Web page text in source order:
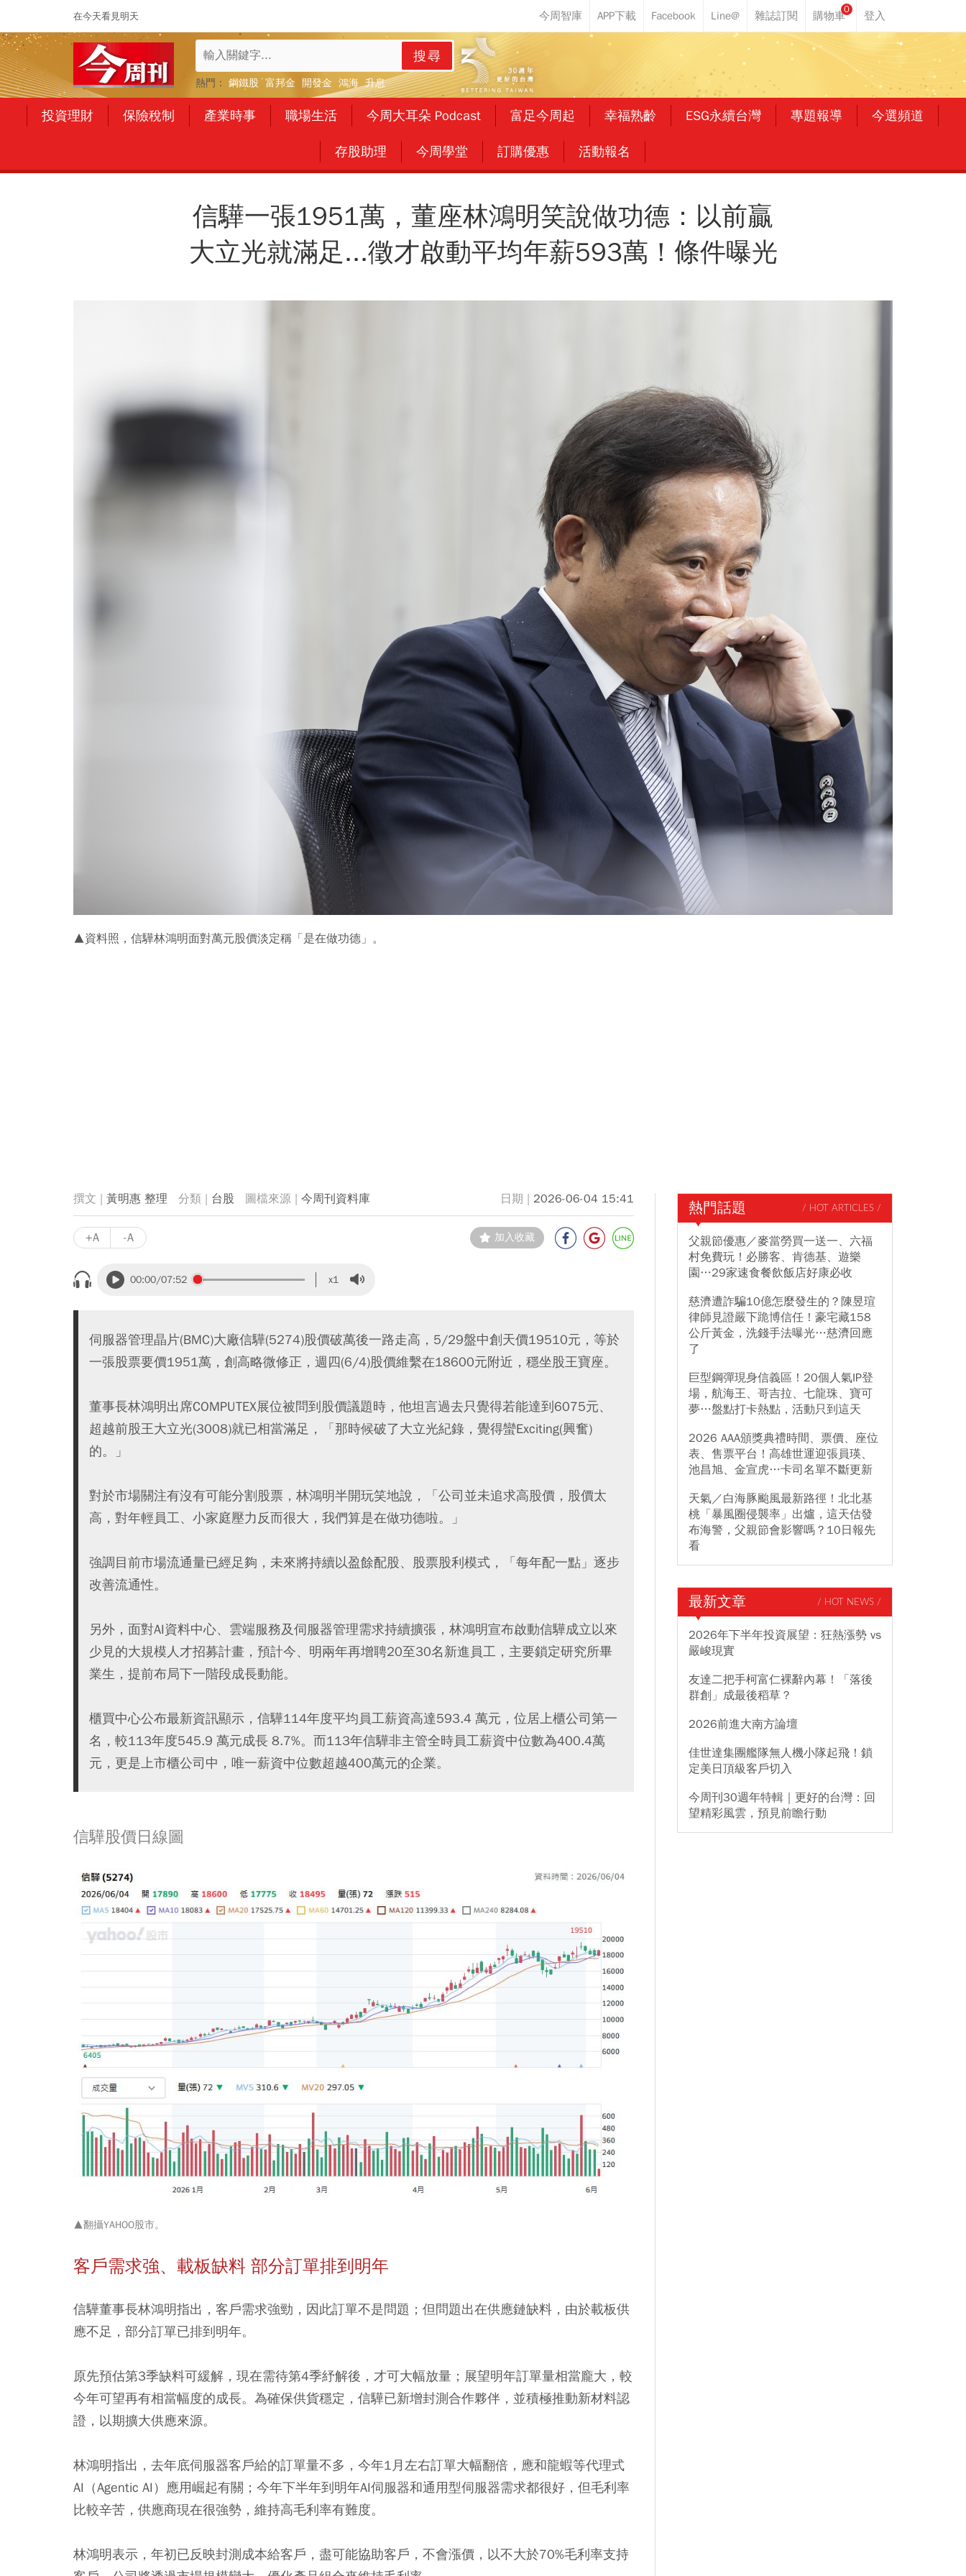
在今天看見明天
0
搜尋
熱門： 鋼鐵股 富邦金 開發金 鴻海 升息
投資理財 保險稅制 產業時事 職場生活 今周大耳朵 Podcast 富足今周起 幸福熟齡 ESG永續台灣 專題報導 今選頻道
存股助理 今周學堂 訂購優惠 活動報名
信驊一張1951萬，董座林鴻明笑說做功德：以前贏
大立光就滿足...徵才啟動平均年薪593萬！條件曝光
▲資料照，信驊林鴻明面對萬元股價淡定稱「是在做功德」。
黃明惠 整理 台股 今周刊資料庫 2026-06-04 15:41
+A -A 加入收藏
00:00/07:52 x1
伺服器管理晶片(BMC)大廠信驊(5274)股價破萬後一路走高，5/29盤中創天價19510元，等於
一張股票要價1951萬，創高略微修正，週四(6/4)股價維繫在18600元附近，穩坐股王寶座。
董事長林鴻明出席COMPUTEX展位被問到股價議題時，他坦言過去只覺得若能達到6075元、
超越前股王大立光(3008)就已相當滿足，「那時候破了大立光紀錄，覺得蠻Exciting(興奮)
的。」
對於市場關注有沒有可能分割股票，林鴻明半開玩笑地說，「公司並未追求高股價，股價太
高，對年輕員工、小家庭壓力反而很大，我們算是在做功德啦。」
強調目前市場流通量已經足夠，未來將持續以盈餘配股、股票股利模式，「每年配一點」逐步
改善流通性。
另外，面對AI資料中心、雲端服務及伺服器管理需求持續擴張，林鴻明宣布啟動信驊成立以來
少見的大規模人才招募計畫，預計今、明兩年再增聘20至30名新進員工，主要鎖定研究所畢
業生，提前布局下一階段成長動能。
櫃買中心公布最新資訊顯示，信驊114年度平均員工薪資高達593.4 萬元，位居上櫃公司第一
名，較113年度545.9 萬元成長 8.7%。而113年信驊非主管全時員工薪資中位數為400.4萬
元，更是上市櫃公司中，唯一薪資中位數超越400萬元的企業。
信驊股價日線圖
▲翻攝YAHOO股市。
客戶需求強、載板缺料 部分訂單排到明年
信驊董事長林鴻明指出，客戶需求強勁，因此訂單不是問題；但問題出在供應鏈缺料，由於載板供
應不足，部分訂單已排到明年。
原先預估第3季缺料可緩解，現在需待第4季紓解後，才可大幅放量；展望明年訂單量相當龐大，較
今年可望再有相當幅度的成長。為確保供貨穩定，信驊已新增封測合作夥伴，並積極推動新材料認
證，以期擴大供應來源。
林鴻明指出，去年底伺服器客戶給的訂單量不多，今年1月左右訂單大幅翻倍，應和龍蝦等代理式
AI（Agentic AI）應用崛起有關；今年下半年到明年AI伺服器和通用型伺服器需求都很好，但毛利率
比較辛苦，供應商現在很強勢，維持高毛利率有難度。
林鴻明表示，年初已反映封測成本給客戶，盡可能協助客戶，不會漲價，以不大於70%毛利率支持
熱門話題 / HOT ARTICLES /
父親節優惠／麥當勞買一送一、六福
村免費玩！必勝客、肯德基、遊樂
園…29家速食餐飲飯店好康必收
慈濟遭詐騙10億怎麼發生的？陳昱瑄
律師見證嚴下跪博信任！豪宅藏158
公斤黃金，洗錢手法曝光…慈濟回應
了
巨型鋼彈現身信義區！20個人氣IP登
場，航海王、哥吉拉、七龍珠、寶可
夢…盤點打卡熱點，活動只到這天
2026 AAA頒獎典禮時間、票價、座位
表、售票平台！高雄世運迎張員瑛、
池昌旭、金宣虎…卡司名單不斷更新
天氣／白海豚颱風最新路徑！北北基
桃「暴風圈侵襲率」出爐，這天估發
布海警，父親節會影響嗎？10日報先
看
最新文章 / HOT NEWS /
2026年下半年投資展望：狂熱漲勢 vs
嚴峻現實
友達二把手柯富仁裸辭內幕！「落後
群創」成最後稻草？
2026前進大南方論壇
佳世達集團艦隊無人機小隊起飛！鎖
定美日頂級客戶切入
今周刊30週年特輯｜更好的台灣：回
望精彩風雲，預見前瞻行動